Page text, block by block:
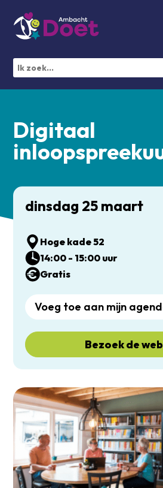
Digitaal
dinsdag 25 maart
Hoge kade 52
14:00 - 15:00 uur
Gratis
Voeg toe aan mijn
Bezoek de